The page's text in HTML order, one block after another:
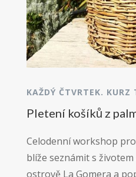
KAŽDÝ ČTVRTEK.
Pletení košíků z
Celodenní workshop
blíže seznámit s
ostrově La Gomera a